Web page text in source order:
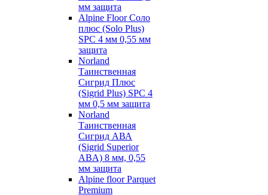
мм защита
Alpine Floor Соло
плюс (Solo Plus)
SPC 4 мм 0,55 мм
защита
Norland
Таинственная
Сигрид Плюс
(Sigrid Plus) SPC 4
мм 0,5 мм защита
Norland
Таинственная
Сигрид АВА
(Sigrid Superior
ABA) 8 мм, 0,55
мм защита
Alpine floor Parquet
Premium